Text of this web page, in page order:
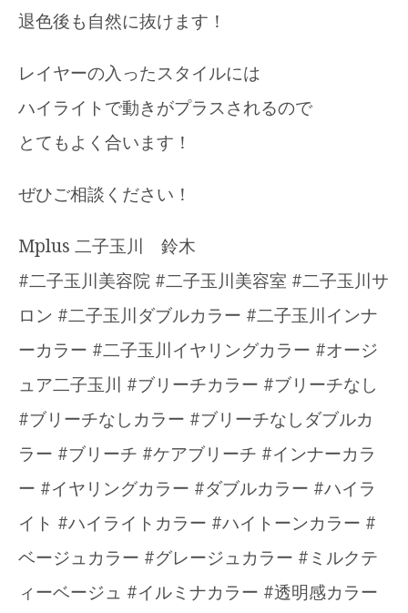
退色後も自然に抜けます！
レイヤーの入ったスタイルには
ハイライトで動きがプラスされるので
とてもよく合います！
ぜひご相談ください！
Mplus 二子玉川 鈴木
#二子玉川美容院 #二子玉川美容室 #二子玉川サ
ロン #二子玉川ダブルカラー #二子玉川インナ
ーカラー #二子玉川イヤリングカラー #オージ
ュア二子玉川 #ブリーチカラー #ブリーチなし
#ブリーチなしカラー #ブリーチなしダブルカ
ラー #ブリーチ #ケアブリーチ #インナーカラ
ー #イヤリングカラー #ダブルカラー #ハイラ
イト #ハイライトカラー #ハイトーンカラー #
ベージュカラー #グレージュカラー #ミルクテ
ィーベージュ #イルミナカラー #透明感カラー